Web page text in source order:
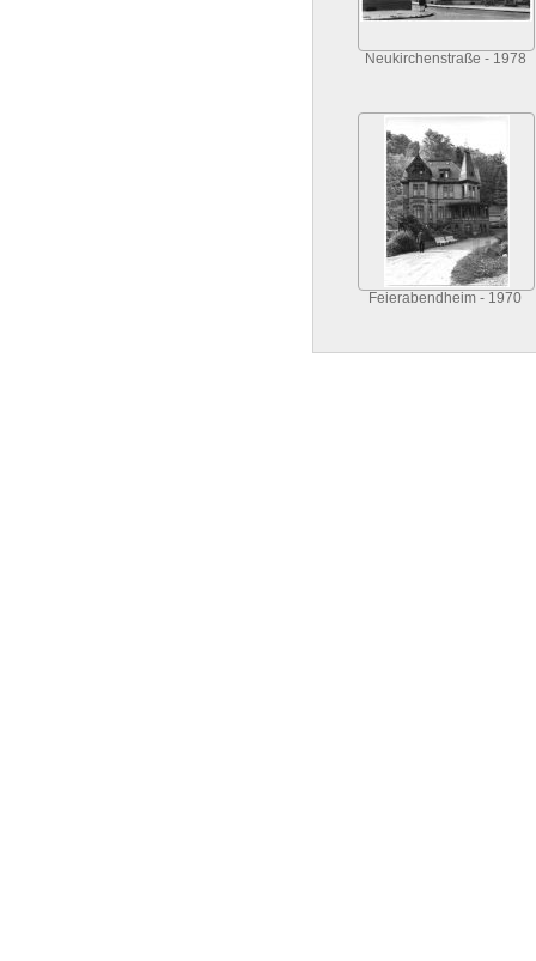
Neukirchenstraße - 1978
Feierabendheim - 1970